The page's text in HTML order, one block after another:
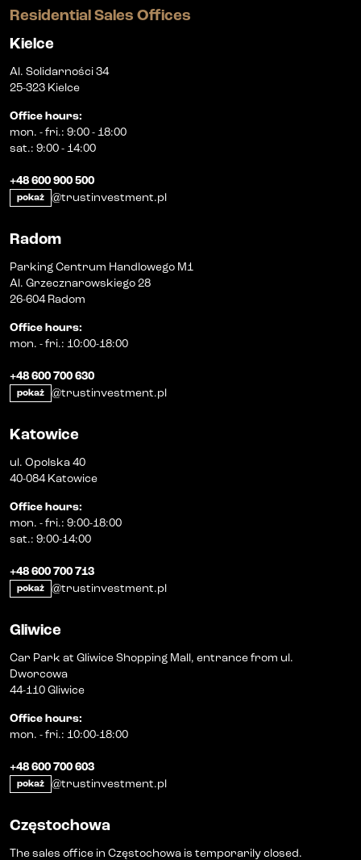
Residential Sales Offices
Kielce
Al. Solidarności 34
25-323 Kielce
Office hours:
mon. -fri.: 9:00 - 18:00
sat.: 9:00 - 14:00
+48 600 900 500
pokaż @trustinvestment.pl
Radom
Parking Centrum Handlowego M1
Al. Grzecznarowskiego 28
26-604 Radom
Office hours:
mon. -fri.: 10:00-18:00
+48 600 700 630
pokaż @trustinvestment.pl
Katowice
ul. Opolska 40
40-084 Katowice
Office hours:
mon. -fri.: 9:00-18:00
sat.: 9:00-14:00
+48 600 700 713
pokaż @trustinvestment.pl
Gliwice
Car Park at Gliwice Shopping Mall, entrance from ul.
Dworcowa
44-110 Gliwice
Office hours:
mon. -fri.: 10:00-18:00
+48 600 700 603
pokaż @trustinvestment.pl
Częstochowa
The sales office in Częstochowa is temporarily closed.